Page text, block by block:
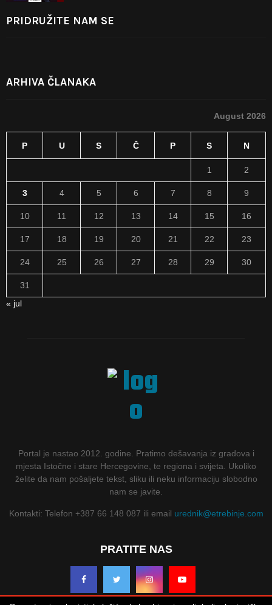
PRIDRUŽITE NAM SE
ARHIVA ČLANAKA
August 2026
P U S Č P S N
1 2
3 4 5 6 7 8 9
10 11 12 13 14 15 16
17 18 19 20 21 22 23
24 25 26 27 28 29 30
31
« jul
Portal je nastao 2012. godine. Pratimo dešavanja iz gradova i
mjesta Istočne i stare Hercegovine, te regiona i svijeta. Ukoliko
želite da nam pošaljete tekst, sliku ili neku informaciju slobodno
nam se javite.
Kontakti: Telefon +387 66 148 087 ili email urednik@etrebinje.com
PRATITE NAS